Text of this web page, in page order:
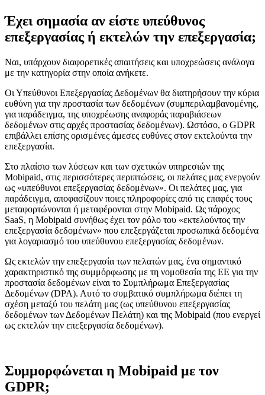
Έχει σημασία αν είστε υπεύθυνος
επεξεργασίας ή εκτελών την επεξεργασία;
Ναι, υπάρχουν διαφορετικές απαιτήσεις και υποχρεώσεις ανάλογα
με την κατηγορία στην οποία ανήκετε.
Οι Υπεύθυνοι Επεξεργασίας Δεδομένων θα διατηρήσουν την κύρια
ευθύνη για την προστασία των δεδομένων (συμπεριλαμβανομένης,
για παράδειγμα, της υποχρέωσης αναφοράς παραβιάσεων
δεδομένων στις αρχές προστασίας δεδομένων). Ωστόσο, ο GDPR
επιβάλλει επίσης ορισμένες άμεσες ευθύνες στον εκτελούντα την
επεξεργασία.
Στο πλαίσιο των λύσεων και των σχετικών υπηρεσιών της
Mobipaid, στις περισσότερες περιπτώσεις, οι πελάτες μας ενεργούν
ως «υπεύθυνοι επεξεργασίας δεδομένων». Οι πελάτες μας, για
παράδειγμα, αποφασίζουν ποιες πληροφορίες από τις επαφές τους
μεταφορτώνονται ή μεταφέρονται στην Mobipaid. Ως πάροχος
SaaS, η Mobipaid συνήθως έχει τον ρόλο του «εκτελούντος την
επεξεργασία δεδομένων» που επεξεργάζεται προσωπικά δεδομένα
για λογαριασμό του υπεύθυνου επεξεργασίας δεδομένων.
Ως εκτελών την επεξεργασία των πελατών μας, ένα σημαντικό
χαρακτηριστικό της συμμόρφωσης με τη νομοθεσία της ΕΕ για την
προστασία δεδομένων είναι το Συμπλήρωμα Επεξεργασίας
Δεδομένων (DPA). Αυτό το συμβατικό συμπλήρωμα διέπει τη
σχέση μεταξύ του πελάτη μας (ως υπεύθυνου επεξεργασίας
δεδομένων των Δεδομένων Πελάτη) και της Mobipaid (που ενεργεί
ως εκτελών την επεξεργασία δεδομένων).
Συμμορφώνεται η Mobipaid με τον
GDPR;